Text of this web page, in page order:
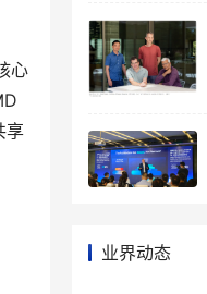
心
享
业界动态